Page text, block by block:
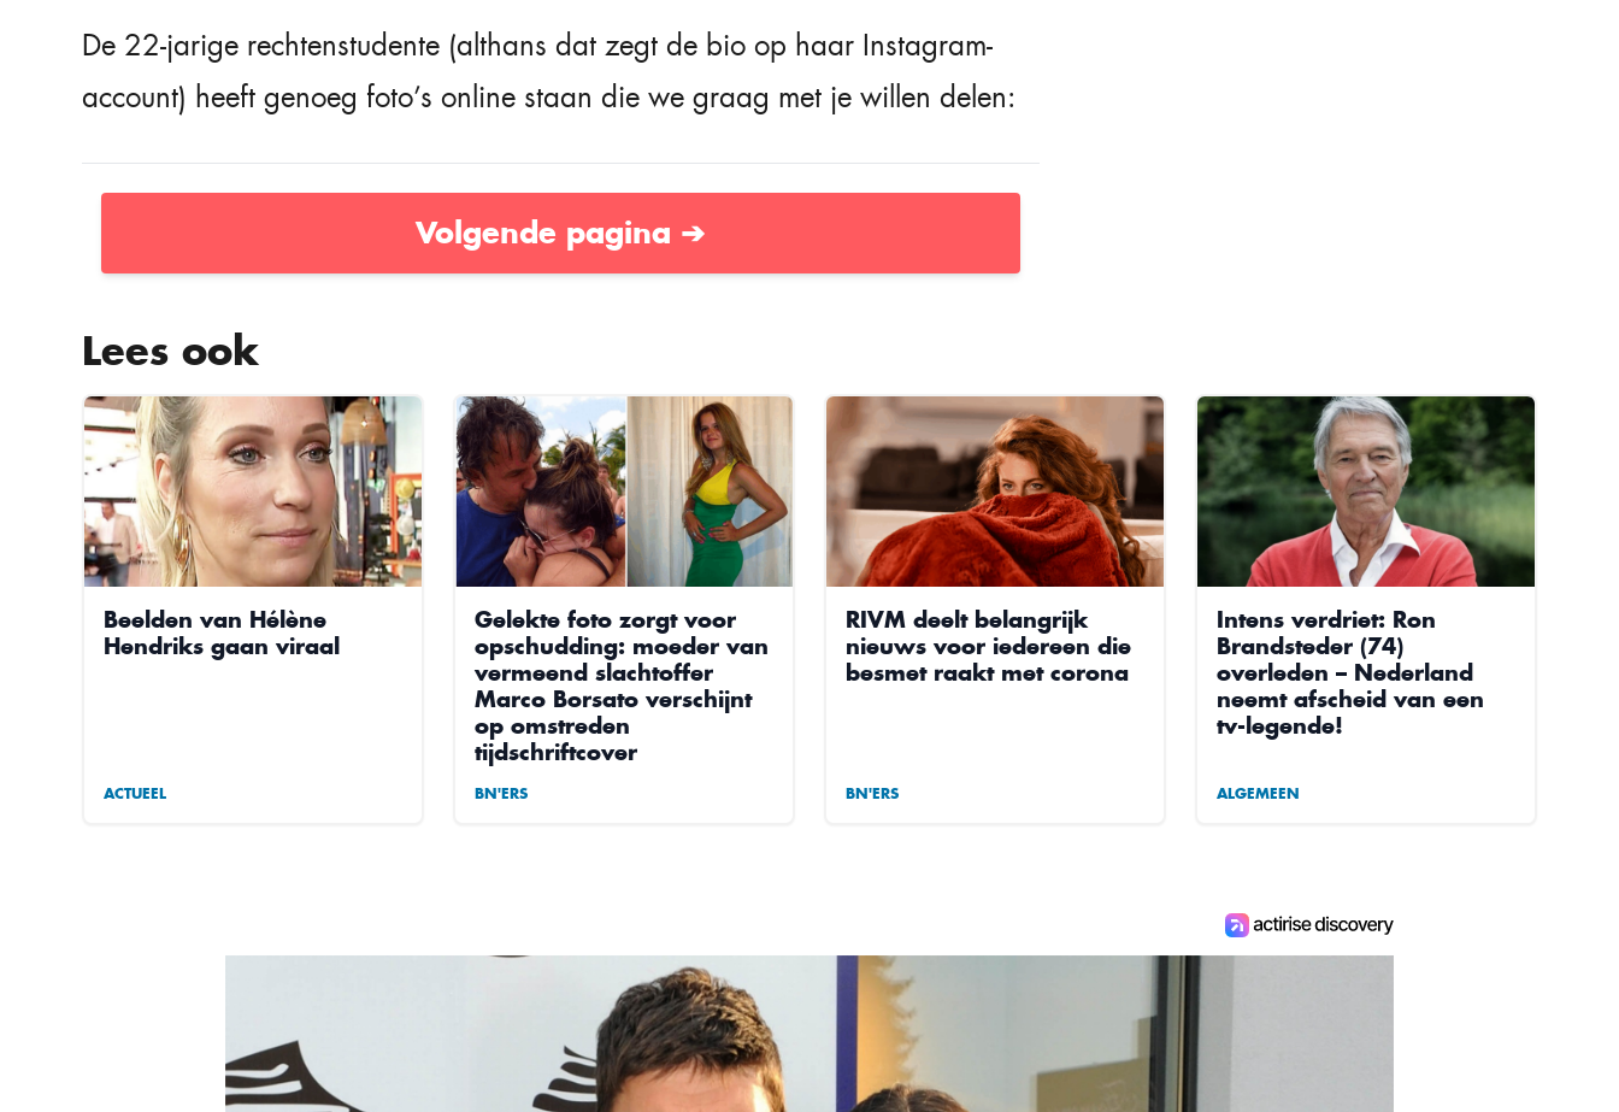
De 22-jarige rechtenstudente (althans dat zegt de bio op haar Instagram-
account) heeft genoeg foto’s online staan ​​die we graag met je willen delen:
Volgende pagina ➔
Lees ook
Beelden van Hélène
Hendriks gaan viraal
ACTUEEL
Gelekte foto zorgt voor
opschudding: moeder van
vermeend slachtoffer
Marco Borsato verschijnt
op omstreden
tijdschriftcover
BN'ERS
RIVM deelt belangrijk
nieuws voor iedereen die
besmet raakt met corona
BN'ERS
Intens verdriet: Ron
Brandsteder (74)
overleden – Nederland
neemt afscheid van een
tv-legende!
ALGEMEEN